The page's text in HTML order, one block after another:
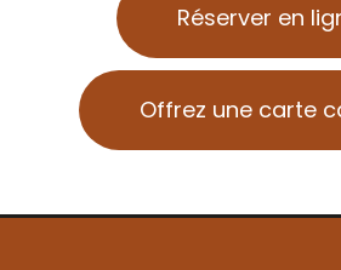
Réserver en
Offrez une carte